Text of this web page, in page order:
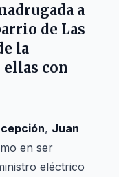
a
de Las
la
ellas con
, Juan
en ser
eléctrico